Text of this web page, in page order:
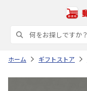
ホーム ギフトストア